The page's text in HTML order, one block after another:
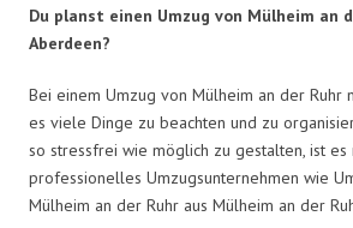
Du planst einen Umzug von Mülheim an
Aberdeen?
Bei einem Umzug von Mülheim an der Ruhr
es viele Dinge zu beachten und zu
so stressfrei wie möglich zu gestalten, ist es
professionelles Umzugsunternehmen wie
Mülheim an der Ruhr aus Mülheim an der